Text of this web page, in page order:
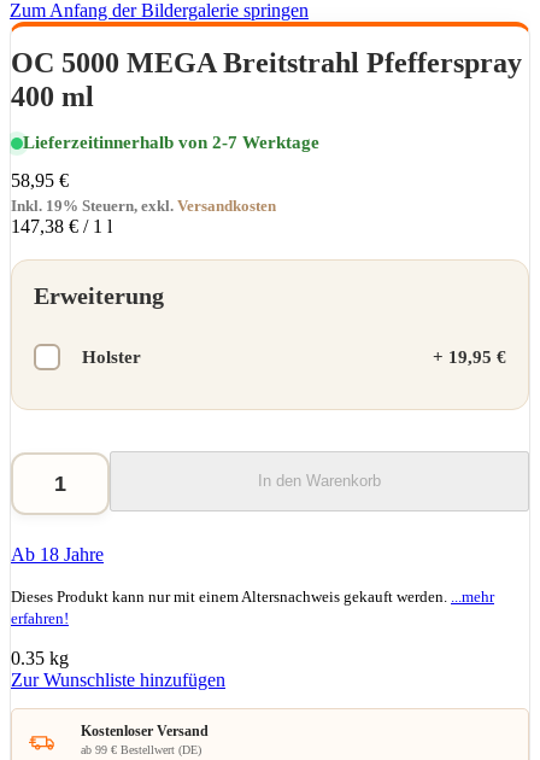
Zum Anfang der Bildergalerie springen
OC 5000 MEGA Breitstrahl Pfefferspray
400 ml
Lieferzeitinnerhalb von 2-7 Werktage
58,95 €
Inkl. 19% Steuern, exkl. Versandkosten
147,38 € / 1 l
Erweiterung
Holster + 19,95 €
In den Warenkorb
Ab 18 Jahre
Dieses Produkt kann nur mit einem Altersnachweis gekauft werden. ...mehr
erfahren!
0.35 kg
Zur Wunschliste hinzufügen
Kostenloser Versand
ab 99 € Bestellwert (DE)